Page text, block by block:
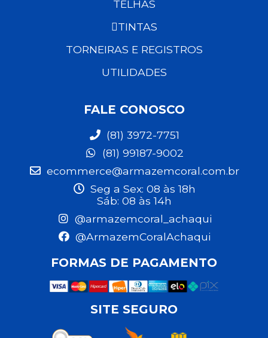
TELHAS
TINTAS
TORNEIRAS E REGISTROS
UTILIDADES
FALE CONOSCO
(81) 3972-7751
(81) 99187-9002
ecommerce@armazemcoral.com.br
Seg a Sex: 08 às 18h
Sáb: 08 às 14h
@armazemcoral_achaqui
@ArmazemCoralAchaqui
FORMAS DE PAGAMENTO
SITE SEGURO